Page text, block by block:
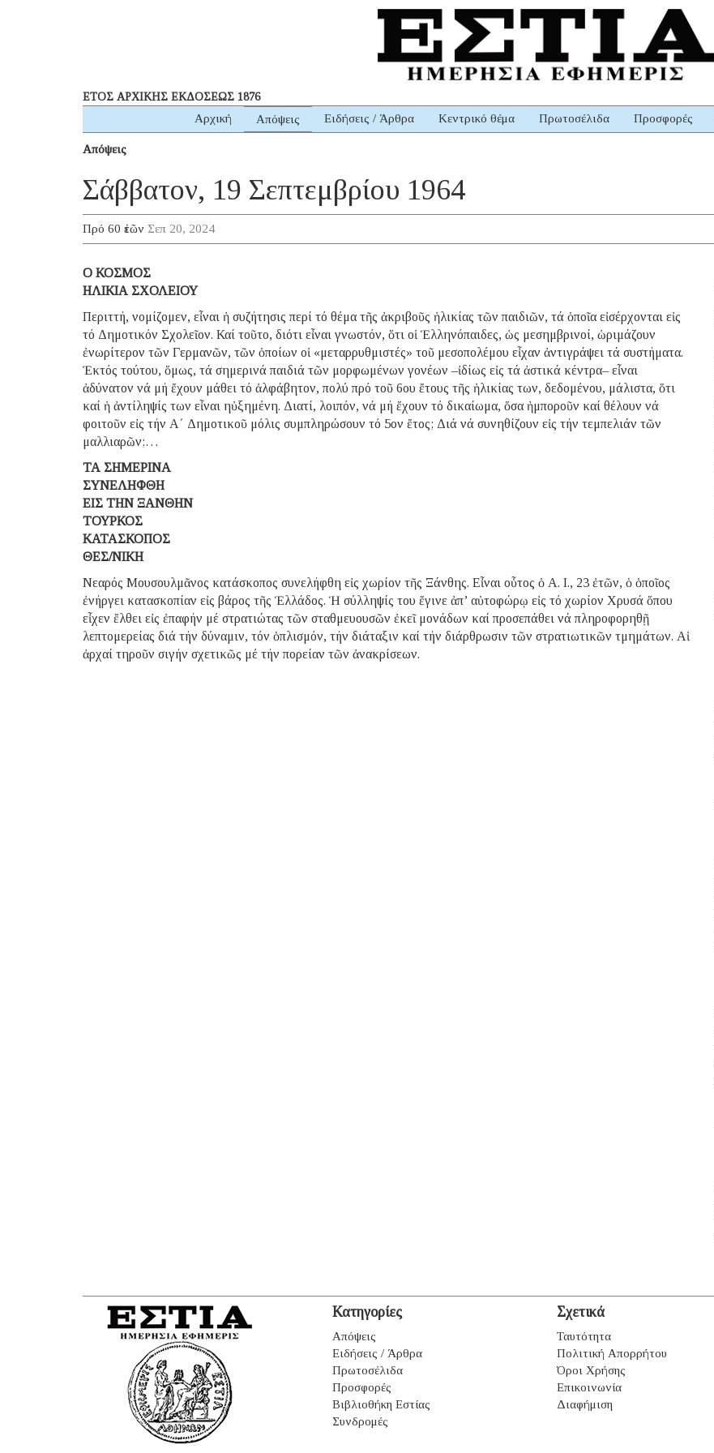
ΕΤΟΣ ΑΡΧΙΚΗΣ ΕΚΔΟΣΕΩΣ 1876
Αρχική Απόψεις Ειδήσεις / Άρθρα Κεντρικό θέμα Πρωτοσέλιδα Προσφορές
Απόψεις
Σάββατον, 19 Σεπτεμβρίου 1964
Πρό 60 ἐτῶν Σεπ 20, 2024
Ο ΚΟΣΜΟΣ
ΗΛΙΚΙΑ ΣΧΟΛΕΙΟΥ
Περιττή, νομίζομεν, εἶναι ἡ συζήτησις περί τό θέμα τῆς ἀκριβοῦς ἡλικίας τῶν παιδιῶν, τά ὁποῖα εἰσέρχονται εἰς
τό Δημοτικόν Σχολεῖον. Καί τοῦτο, διότι εἶναι γνωστόν, ὅτι οἱ Ἑλληνόπαιδες, ὡς μεσημβρινοί, ὡριμάζουν
ἐνωρίτερον τῶν Γερμανῶν, τῶν ὁποίων οἱ «μεταρρυθμιστές» τοῦ μεσοπολέμου εἶχαν ἀντιγράψει τά συστήματα.
Ἐκτός τούτου, ὅμως, τά σημερινά παιδιά τῶν μορφωμένων γονέων –ἰδίως εἰς τά ἀστικά κέντρα– εἶναι
ἀδύνατον νά μή ἔχουν μάθει τό ἀλφάβητον, πολύ πρό τοῦ 6ου ἔτους τῆς ἡλικίας των, δεδομένου, μάλιστα, ὅτι
καί ἡ ἀντίληψίς των εἶναι ηὐξημένη. Διατί, λοιπόν, νά μή ἔχουν τό δικαίωμα, ὅσα ἠμποροῦν καί θέλουν νά
φοιτοῦν εἰς τήν Α΄ Δημοτικοῦ μόλις συμπληρώσουν τό 5ον ἔτος; Διά νά συνηθίζουν εἰς τήν τεμπελιάν τῶν
μαλλιαρῶν;…
ΤΑ ΣΗΜΕΡΙΝΑ
ΣΥΝΕΛΗΦΘΗ
ΕΙΣ ΤΗΝ ΞΑΝΘΗΝ
ΤΟΥΡΚΟΣ
ΚΑΤΑΣΚΟΠΟΣ
ΘΕΣ/ΝΙΚΗ
Νεαρός Μουσουλμᾶνος κατάσκοπος συνελήφθη εἰς χωρίον τῆς Ξάνθης. Εἶναι οὗτος ὁ Α. Ι., 23 ἐτῶν, ὁ ὁποῖος
ἐνήργει κατασκοπίαν εἰς βάρος τῆς Ἑλλάδος. Ἡ σύλληψίς του ἔγινε ἀπ’ αὐτοφώρῳ εἰς τό χωρίον Χρυσά ὅπου
εἶχεν ἔλθει εἰς ἐπαφήν μέ στρατιώτας τῶν σταθμευουσῶν ἐκεῖ μονάδων καί προσεπάθει νά πληροφορηθῇ
λεπτομερείας διά τήν δύναμιν, τόν ὁπλισμόν, τήν διάταξιν καί τήν διάρθρωσιν τῶν στρατιωτικῶν τμημάτων. Αἱ
ἀρχαί τηροῦν σιγήν σχετικῶς μέ τήν πορείαν τῶν ἀνακρίσεων.
Κατηγορίες
Απόψεις
Ειδήσεις / Άρθρα
Πρωτοσέλιδα
Προσφορές
Βιβλιοθήκη Εστίας
Συνδρομές
Σχετικά
Ταυτότητα
Πολιτική Απορρήτου
Όροι Χρήσης
Επικοινωνία
Διαφήμιση